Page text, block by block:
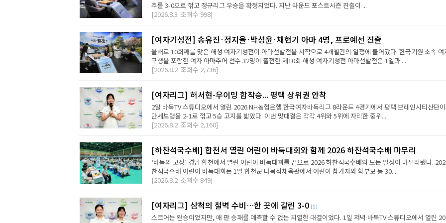
주를 3-0으로 꺾고 정규리그 우승을 확정지었다. 지난 라운드 포스트시즌 진출이 ...
[2026.8.3 조회수 998]
[여자기성전] 송유진·정지율·박성윤·채현기 아마 4명, 프로예선 진출
올해로 10회째를 맞은 해성 여자기성전이 아마선발전을 시작으로 4개월간의 일정에 들어갔다. 한국기원 소속 여
구생을 포함한 여자 아마추어 선수 32명이 출전한 제10회 해성 여자기성전 아마선발전은 1일과 ...
[2026.8.2 조회수 2,736]
[여자리그] 허서현-우이밍 합작승... 평택 상위권 안착
2일 바둑TV 스튜디오에서 열린 2026 NH농협은행 한국여자바둑리그 8라운드 4경기에서 평택 브레인시티산단
만세보령을 2-1로 꺾고 5승 고지를 밟았다. 이번 맞대결은 각각 4위와 5위에 자리한 중위...
[2026.8.2 조회수 2,160]
[하찬석국수배] 합천서 열린 어린이 바둑대회와 함께 2026 하찬석국수배 마무리
‘바둑의 고장’ 경남 합천에서 열린 어린이 바둑대회를 끝으로 2026 하찬석국수배의 모든 일정이 마무리됐다.
찬석국수배 어린이 바둑대회는 1일 합천군 다목적체육관에서 어린이 참가자와 학부모 등 30...
[2026.8.2 조회수 849]
[여자리그] 삼척의 철벽 수비…한 끗에 갈린 3-0 [1]
스코어는 완승이었지만, 매 판 승패를 예측할 수 없는 치열한 대결이었다. 1일 저녁 바둑TV 스튜디오에서 열린